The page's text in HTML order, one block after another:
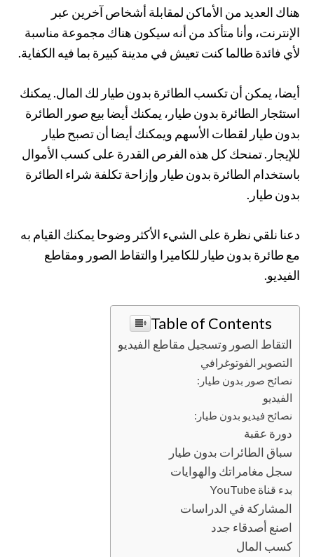
هناك العديد من الأماكن لمقابلة أشخاص آخرين عبر
الإنترنت، وأنا متأكد من أنه سيكون هناك مجموعة مناسبة
لأي فائدة طالما كنت تعيش في مدينة كبيرة بما فيه الكفاية.
أيضا، يمكن أن تكسب الطائرة بدون طيار لك المال. يمكنك
استئجار الطائرة بدون طيار، يمكنك أيضا بيع صور الطائرة
بدون طيار لقطات الأسهم ويمكنك أيضا أن تصبح طيار
للإيجار. تمنحك كل هذه الفرص القدرة على كسب الأموال
باستخدام الطائرة بدون طيار وإزاحة تكلفة شراء الطائرة
بدون طيار.
دعنا نلقي نظرة على الشيء الأكثر وضوحا يمكنك القيام به
مع طائرة بدون طيار للكاميرا والتقاط الصور ومقاطع
الفيديو.
Table of Contents
التقاط الصور وتسجيل مقاطع الفيديو
التصوير الفوتوغرافي
نصائح صور بدون طيار:
الفيديو
نصائح فيديو بدون طيار:
دورة عقبة
سباق الطائرات بدون طيار
سجل مغامراتك والهوايات
بدء قناة YouTube
المشاركة في الدراسات
اصنع أصدقاء جدد
كسب المال